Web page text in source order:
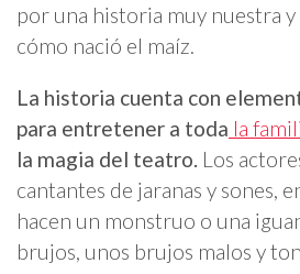
por una historia muy nuestra y
cómo nació el maíz.
La historia cuenta con
para entretener a toda la
la magia del teatro. Los
cantantes de jaranas y sones,
hacen un monstruo o una
brujos, unos brujos malos y